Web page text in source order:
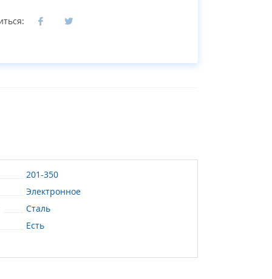
201-350
Электронное
Сталь
Есть